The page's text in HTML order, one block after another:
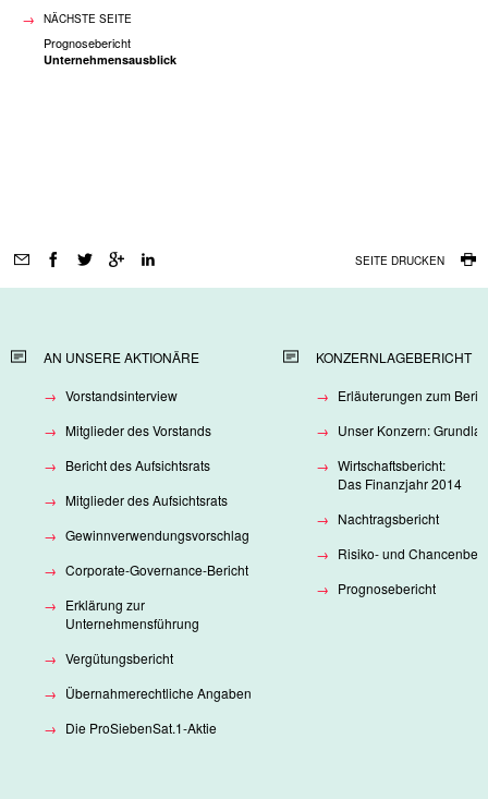
NÄCHSTE SEITE
Prognosebericht
Unternehmensausblick
SEITE DRUCKEN
AN UNSERE AKTIONÄRE
Vorstandsinterview
Mitglieder des Vorstands
Bericht des Aufsichtsrats
Mitglieder des Aufsichtsrats
Gewinnverwendungsvorschlag
Corporate-Governance-Bericht
Erklärung zur
Unternehmensführung
Vergütungsbericht
Übernahmerechtliche Angaben
Die ProSiebenSat.1-Aktie
KONZERNLAGEBERICHT
Erläuterungen zum
Unser Konzern:
Wirtschaftsbericht:
Das Finanzjahr 2014
Nachtragsbericht
Risiko- und
Prognosebericht